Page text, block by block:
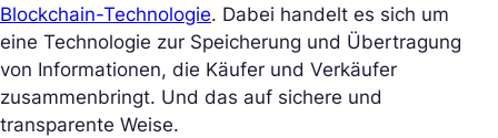
Blockchain-Technologie. Dabei handelt es sich um
eine Technologie zur Speicherung und Übertragung
von Informationen, die Käufer und Verkäufer
zusammenbringt. Und das auf sichere und
transparente Weise.